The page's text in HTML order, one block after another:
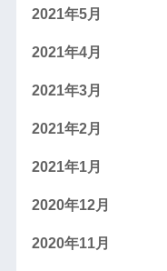
2021年5月
2021年4月
2021年3月
2021年2月
2021年1月
2020年12月
2020年11月